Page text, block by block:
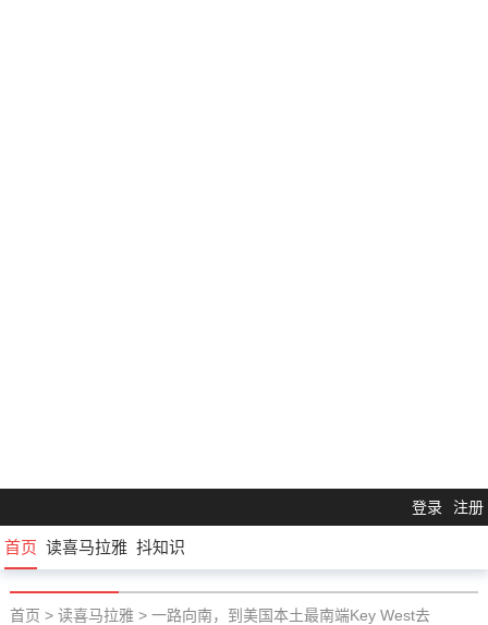
登录 注册
首页 读喜马拉雅 抖知识
首页 > 读喜马拉雅> 一路向南，到美国本土最南端Key West去